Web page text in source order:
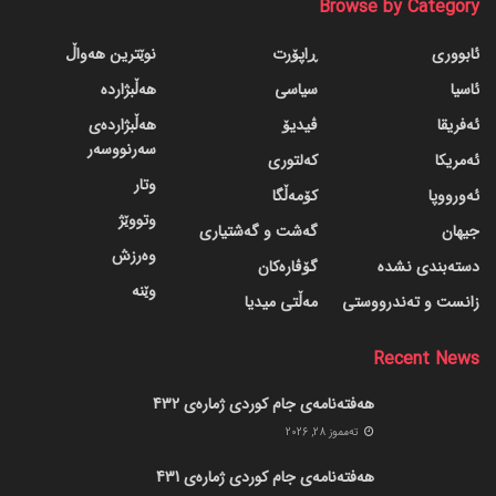
Browse by Category
ئابووری
ئاسیا
ئەفریقا
ئەمریکا
ئەورووپا
جیهان
دسته‌بندی نشده
زانست و تەندرووستی
ڕاپۆرت
سیاسی
ڤیدیۆ
کەلتوری
کۆمەڵگا
گه‌شت و گه‌شتیاری
گۆڤاره‌کان
مەڵتی میدیا
نوێترین هەواڵ
هەڵبژاردە
هەڵبژاردەی
سەرنووسەر
وتار
وتووێژ
وەرزش
وێنە
Recent News
هەفتەنامەی جام کوردی ژمارەی 432
ته‌مموز 28, 2026
هەفتەنامەی جام کوردی ژمارەی 431